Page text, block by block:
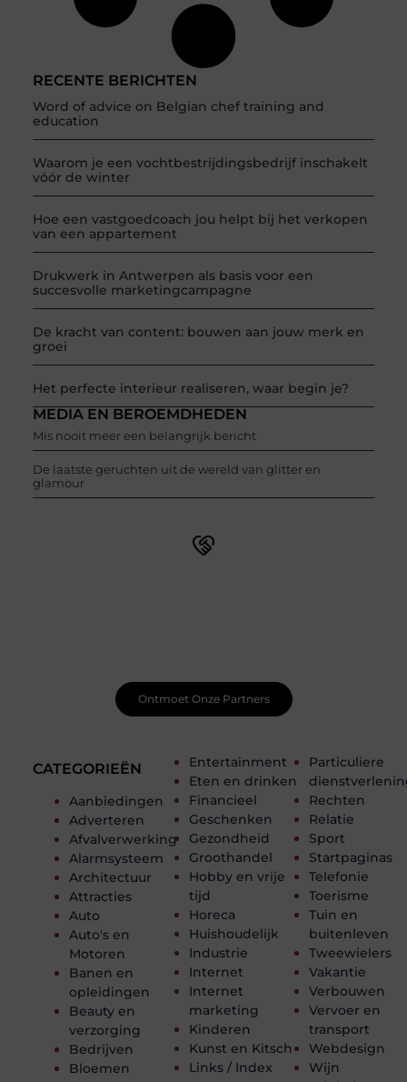
RECENTE BERICHTEN
Word of advice on Belgian chef training and
education
Waarom je een vochtbestrijdingsbedrijf inschakelt
vóór de winter
Hoe een vastgoedcoach jou helpt bij het verkopen
van een appartement
Drukwerk in Antwerpen als basis voor een
succesvolle marketingcampagne
De kracht van content: bouwen aan jouw merk en
groei
Het perfecte interieur realiseren, waar begin je?
CATEGORIEËN
Aanbiedingen
Adverteren
Afvalverwerking
Alarmsysteem
Architectuur
Attracties
Auto
Auto's en
Motoren
Banen en
opleidingen
Beauty en
verzorging
Bedrijven
Bloemen
Entertainment
Eten en drinken
Financieel
Geschenken
Gezondheid
Groothandel
Hobby en vrije
tijd
Horeca
Huishoudelijk
Industrie
Internet
Internet
marketing
Kinderen
Kunst en Kitsch
Links / Index
Particuliere
Rechten
Relatie
Sport
Startpaginas
Telefonie
Toerisme
Tuin en
buitenleven
Tweewielers
Vakantie
Verbouwen
Vervoer en
transport
Webdesign
Wijn
MEDIA EN BEROEMDHEDEN
Mis nooit meer een belangrijk bericht
De laatste geruchten uit de wereld van glitter en
glamour
Ontmoet Onze Partners